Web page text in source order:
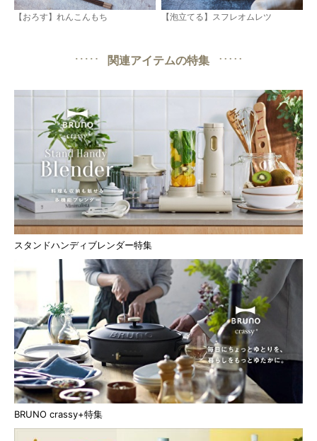
【おろす】れんこんもち 【泡立てる】スフレオムレツ
関連アイテムの特集
スタンドハンディブレンダー特集
BRUNO crassy+特集